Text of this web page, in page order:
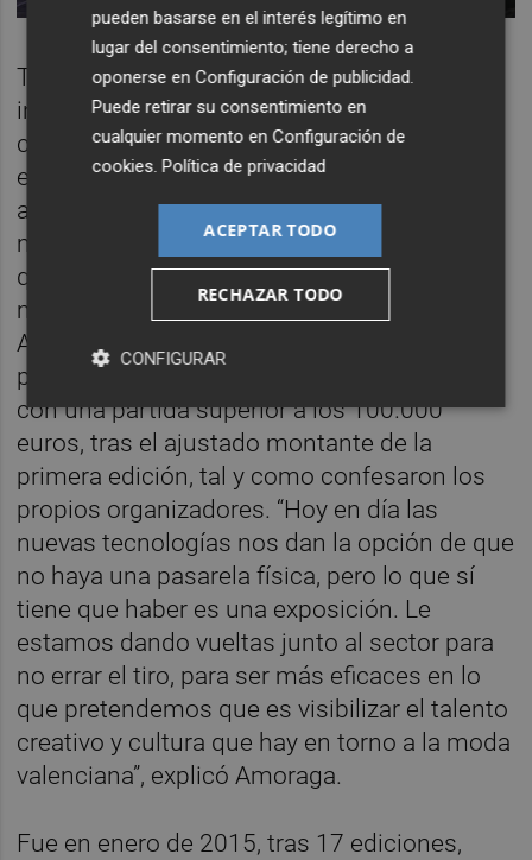
Tal y como ha podido saber este diario, la
intención de Cultura es que la futura
convocatoria cuente, además del proyecto
expositivo-divulgativo, con un premio,
aunque todavía está por concretarse de qué
modo. Esta no es la única novedad con la
que vendría esta segunda edición. En la
misma entrevista de mayo de 2018,
Amoraga apuntaba a un aumento del
presupuesto por el que el proyecto contaría
con una partida superior a los 100.000
euros, tras el ajustado montante de la
primera edición, tal y como confesaron los
propios organizadores. “Hoy en día las
nuevas tecnologías nos dan la opción de que
no haya una pasarela física, pero lo que sí
tiene que haber es una exposición. Le
estamos dando vueltas junto al sector para
no errar el tiro, para ser más eficaces en lo
que pretendemos que es visibilizar el talento
creativo y cultura que hay en torno a la moda
valenciana”, explicó Amoraga.
Fue en enero de 2015, tras 17 ediciones,
pueden basarse en el interés legítimo en
lugar del consentimiento; tiene derecho a
oponerse enConfiguración de publicidad.
Puede retirar su consentimiento en
cualquier momento enConfiguración de
cookies.Política de privacidad
ACEPTAR TODO
RECHAZAR TODO
CONFIGURAR